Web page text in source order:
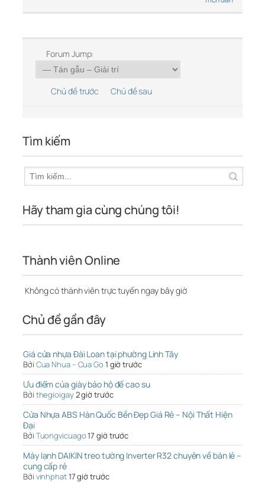
Forum Jump:
Chủ đề trước Chủ đề sau
Tìm kiếm
Hãy tham gia cùng chúng tôi!
Thành viên Online
Không có thành viên trực tuyến ngay bây giờ
Chủ đề gần đây
Giá cửa nhựa Đài Loan tại phường Linh Tây
Bởi Cua Nhua – Cua Go 1 giờ trước
Ưu điểm của giày bảo hộ đế cao su
Bởi thegioigay2 giờ trước
Cửa Nhựa ABS Hàn Quốc Bền Đẹp Giá Rẻ – Nội Thất Hiện
Đại
Bởi Tuongvicuago17 giờ trước
Máy lạnh DAIKIN treo tường Inverter R32 chuyên về bán lẻ –
cung cấp rẻ
Bởi vinhphat17 giờ trước